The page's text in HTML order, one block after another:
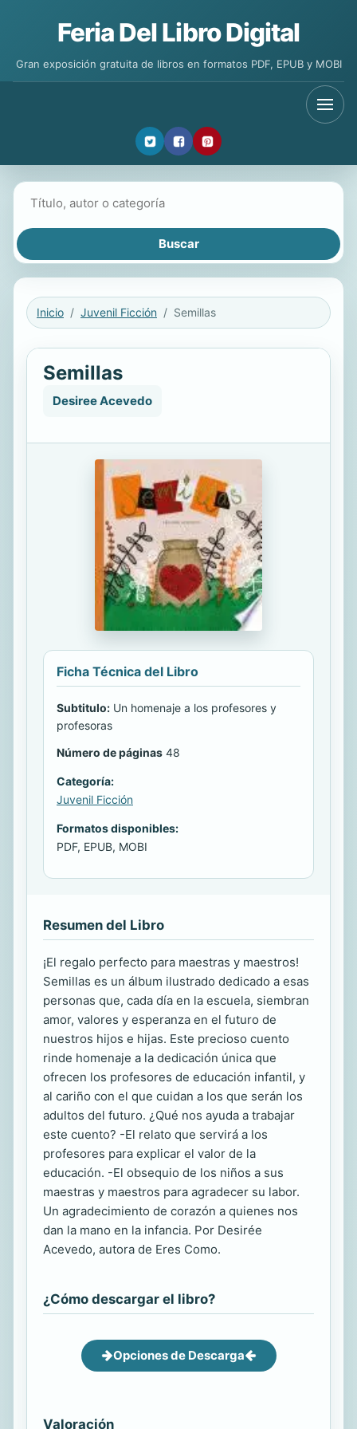
Feria Del Libro Digital
Gran exposición gratuita de libros en formatos PDF, EPUB y MOBI
Inicio Juvenil Ficción Semillas
Semillas
Desiree Acevedo
Ficha Técnica del Libro
Subtitulo: Un homenaje a los profesores y
profesoras
Número de páginas 48
Categoría:
Juvenil Ficción
Formatos disponibles:
PDF, EPUB, MOBI
Resumen del Libro
¡El regalo perfecto para maestras y maestros!
Semillas es un álbum ilustrado dedicado a esas
personas que, cada día en la escuela, siembran
amor, valores y esperanza en el futuro de
nuestros hijos e hijas. Este precioso cuento
rinde homenaje a la dedicación única que
ofrecen los profesores de educación infantil, y
al cariño con el que cuidan a los que serán los
adultos del futuro. ¿Qué nos ayuda a trabajar
este cuento? -El relato que servirá a los
profesores para explicar el valor de la
educación. -El obsequio de los niños a sus
maestras y maestros para agradecer su labor.
Un agradecimiento de corazón a quienes nos
dan la mano en la infancia. Por Desirée
Acevedo, autora de Eres Como.
¿Cómo descargar el libro?
Opciones de Descarga
Valoración